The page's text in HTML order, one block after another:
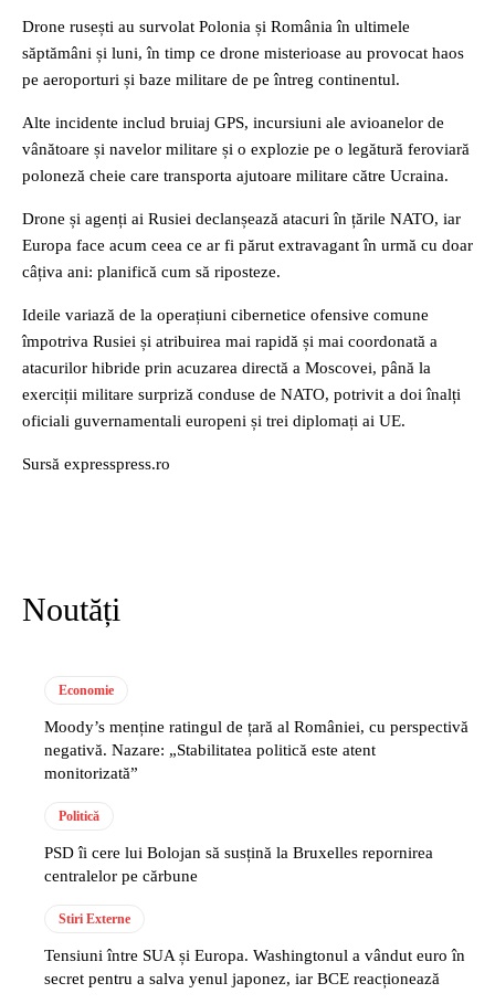
Drone rusești au survolat Polonia și România în ultimele
săptămâni și luni, în timp ce drone misterioase au provocat haos
pe aeroporturi și baze militare de pe întreg continentul.
Alte incidente includ bruiaj GPS, incursiuni ale avioanelor de
vânătoare și navelor militare și o explozie pe o legătură feroviară
poloneză cheie care transporta ajutoare militare către Ucraina.
Drone și agenți ai Rusiei declanșează atacuri în țările NATO, iar
Europa face acum ceea ce ar fi părut extravagant în urmă cu doar
câțiva ani: planifică cum să riposteze.
Ideile variază de la operațiuni cibernetice ofensive comune
împotriva Rusiei și atribuirea mai rapidă și mai coordonată a
atacurilor hibride prin acuzarea directă a Moscovei, până la
exerciții militare surpriză conduse de NATO, potrivit a doi înalți
oficiali guvernamentali europeni și trei diplomați ai UE.
Sursă expresspress.ro
Noutăți
Economie
Moody’s menține ratingul de țară al României, cu perspectivă
negativă. Nazare: „Stabilitatea politică este atent
monitorizată”
Politică
PSD îi cere lui Bolojan să susțină la Bruxelles repornirea
centralelor pe cărbune
Stiri Externe
Tensiuni între SUA și Europa. Washingtonul a vândut euro în
secret pentru a salva yenul japonez, iar BCE reacționează